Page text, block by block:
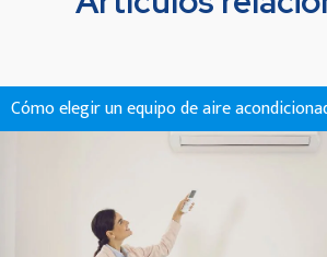
Cómo elegir un equipo de aire